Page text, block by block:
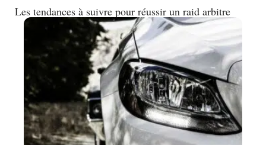
Les tendances à suivre pour réussir un raid arbitre